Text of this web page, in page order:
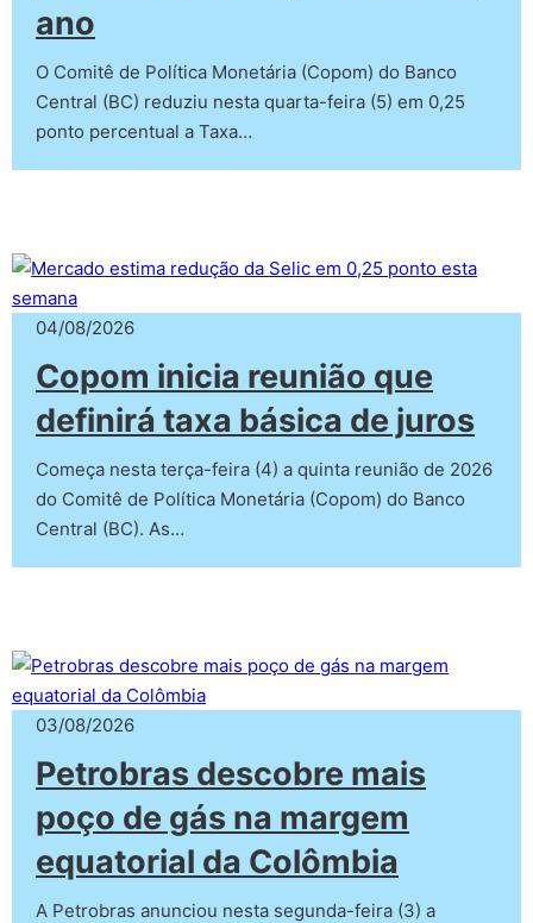
ano
O Comitê de Política Monetária (Copom) do Banco
Central (BC) reduziu nesta quarta-feira (5) em 0,25
ponto percentual a Taxa…
04/08/2026
Copom inicia reunião que
definirá taxa básica de juros
Começa nesta terça-feira (4) a quinta reunião de 2026
do Comitê de Política Monetária (Copom) do Banco
Central (BC). As…
03/08/2026
Petrobras descobre mais
poço de gás na margem
equatorial da Colômbia
A Petrobras anunciou nesta segunda-feira (3) a